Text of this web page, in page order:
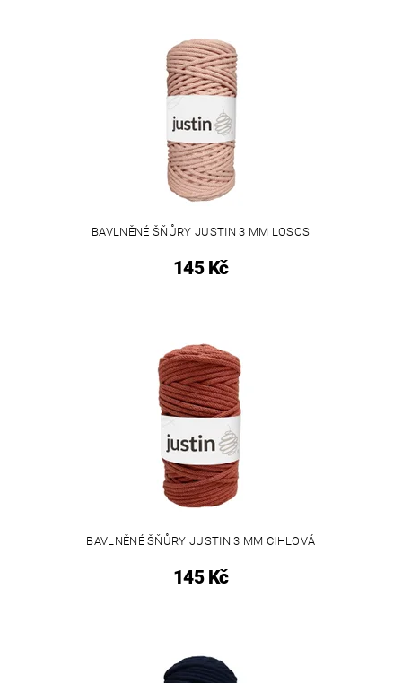
BAVLNĚNÉ ŠŇŮRY JUSTIN 3 MM LOSOS
145 Kč
BAVLNĚNÉ ŠŇŮRY JUSTIN 3 MM CIHLOVÁ
145 Kč